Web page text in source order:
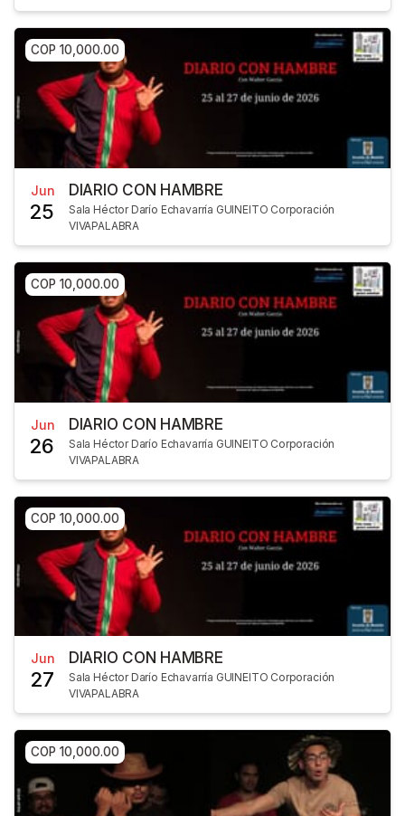
COP 10,000.00
Jun
25
DIARIO CON HAMBRE
Sala Héctor Darío Echavarría GUINEITO Corporación
VIVAPALABRA
COP 10,000.00
Jun
26
DIARIO CON HAMBRE
Sala Héctor Darío Echavarría GUINEITO Corporación
VIVAPALABRA
COP 10,000.00
Jun
27
DIARIO CON HAMBRE
Sala Héctor Darío Echavarría GUINEITO Corporación
VIVAPALABRA
COP 10,000.00